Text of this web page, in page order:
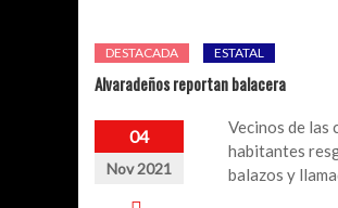
DESTACADA ESTATAL
Alvaradeños reportan balacera
04
Nov 2021
Vecinos de las
habitantes
balazos y